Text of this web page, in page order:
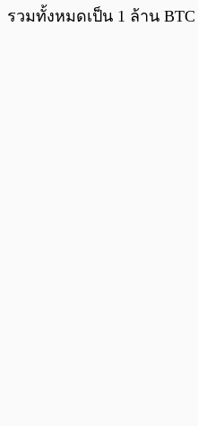
รวมทั้งหมดเป็น 1 ล้าน BTC